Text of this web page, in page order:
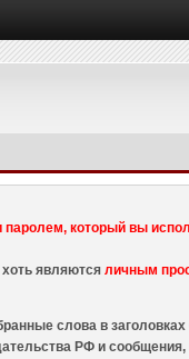
который вы
являютсяличным
слова в заголовках
РФ и